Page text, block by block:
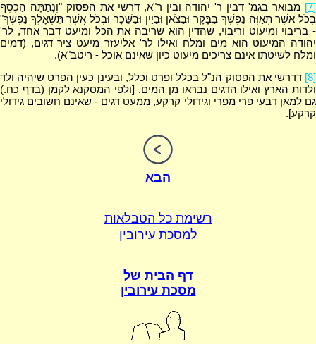
[7]
מבואר בגמ' דבין ר' יהודה ובין ר"א, דרשי את הפסוק "וְנָתַתָּה הַכֶּסֶף
בְּכֹל אֲשֶׁר תְּאַוֶּה נַפְשְׁךָ בַּבָּקָר וּבַצֹּאן וּבַיַּיִן וּבַשֵּׁכָר וּבְכֹל אֲשֶׁר תִּשְׁאָלְךָ נַפְשֶׁךָ"
- בריבוי ומיעוט וריבוי, שהדין הוא שריבה את הכל ומיעט דבר אחד, לר'
יהודה המיעוט הוא מים ומלח ואילו לר' אליעזר מיעט ציר דגים, (דמים
ומלח לשיטתו אינם צריכים מיעוט כיון שאינם אוכל - ריטב"א).
[8]
דדרשי את הפסוק הנ"ל בכלל ופרט וכלל, ובעינן כעין הפרט שיהיה ולד
ולדות הארץ ואילו הדגים נבראו מן המים. [ולפי המסקנא לקמן (בדף כח.)
גם למאן דבעי פרי מפרי וגידולי קרקע, ממעט דגים - שאינם חשובים גידולי
קרקע].
הבא
רשימת כל הטבלאות
למסכת עירובין
דף הבית של
מסכת עירובין